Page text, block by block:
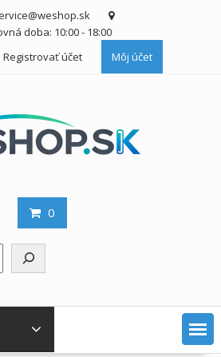
doba: 10:00 - 18:00
Registrovať účet Môj účet
0